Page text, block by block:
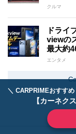
＼ CARPRIMEおすす
【カーネク
クルマ
ドライ
viewの
最大約
エンタメ